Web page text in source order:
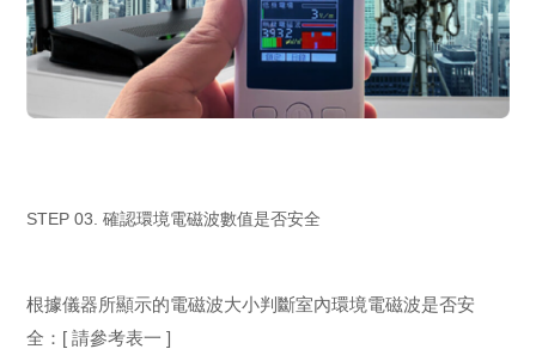
STEP 03. 確認環境電磁波數值是否安全
根據儀器所顯示的電磁波大小判斷室內環境電磁波是否安
全：[ 請參考表一 ]